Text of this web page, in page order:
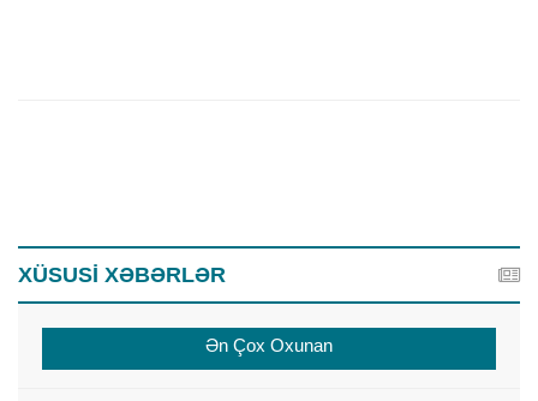
XÜSUSİ XƏBƏRLƏR
Ən Çox Oxunan